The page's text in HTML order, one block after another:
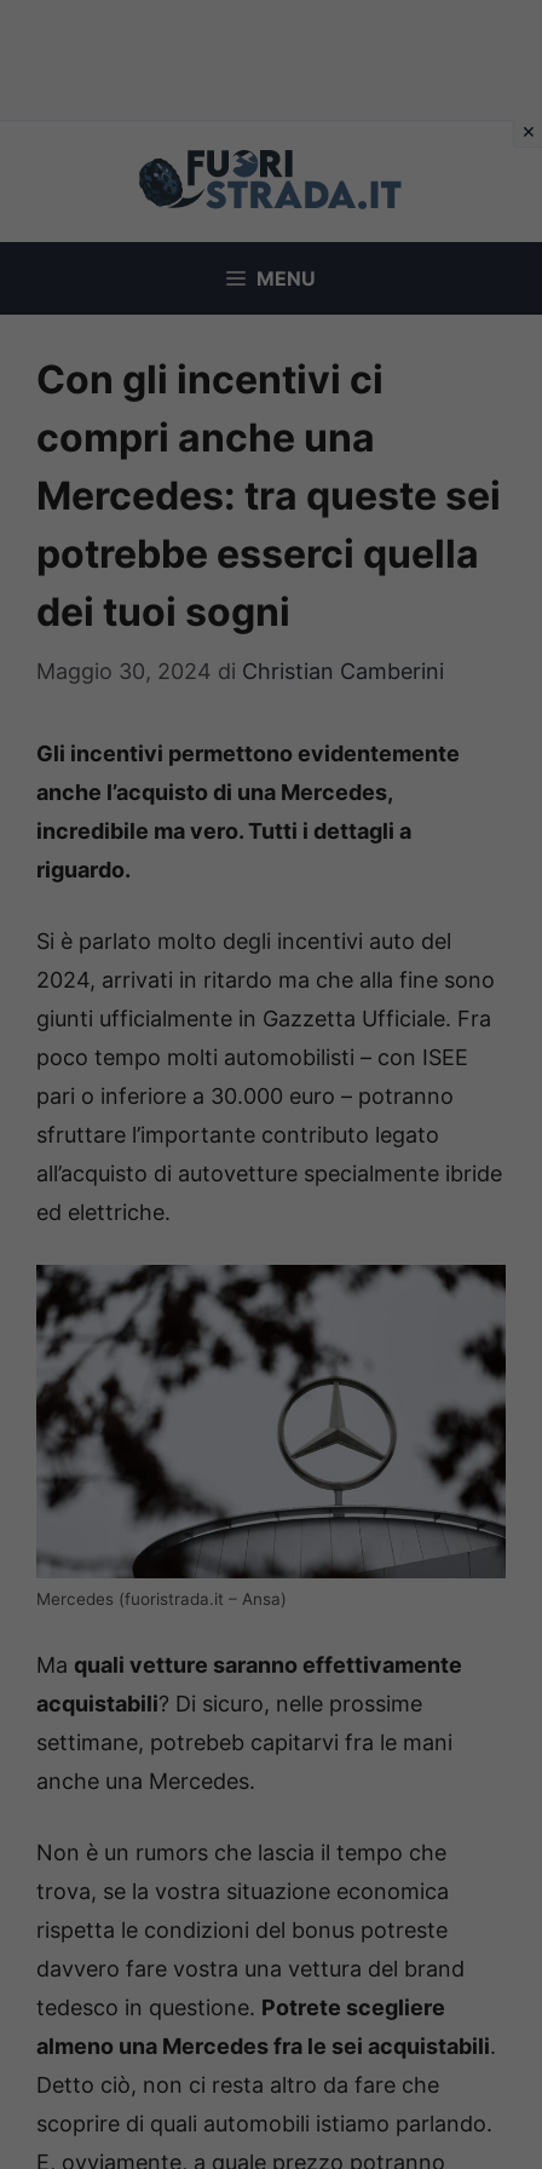
MENU
Con gli incentivi ci
compri anche una
Mercedes: tra queste sei
potrebbe esserci quella
dei tuoi sogni
Maggio 30, 2024 di Christian Camberini
Gli incentivi permettono evidentemente
anche l’acquisto di una Mercedes,
incredibile ma vero. Tutti i dettagli a
riguardo.
Si è parlato molto degli incentivi auto del
2024, arrivati in ritardo ma che alla fine sono
giunti ufficialmente in Gazzetta Ufficiale. Fra
poco tempo molti automobilisti – con ISEE
pari o inferiore a 30.000 euro – potranno
sfruttare l’importante contributo legato
all’acquisto di autovetture specialmente ibride
ed elettriche.
Mercedes (fuoristrada.it – Ansa)
Ma quali vetture saranno effettivamente
acquistabili? Di sicuro, nelle prossime
settimane, potrebeb capitarvi fra le mani
anche una Mercedes.
Non è un rumors che lascia il tempo che
trova, se la vostra situazione economica
rispetta le condizioni del bonus potreste
davvero fare vostra una vettura del brand
tedesco in questione. Potrete scegliere
almeno una Mercedes fra le sei acquistabili.
Detto ciò, non ci resta altro da fare che
scoprire di quali automobili istiamo parlando.
E, ovviamente, a quale prezzo potranno